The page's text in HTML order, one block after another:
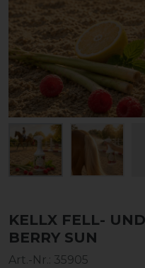
KELLX FELL-
BERRY SUN
Art.-Nr.: 35905